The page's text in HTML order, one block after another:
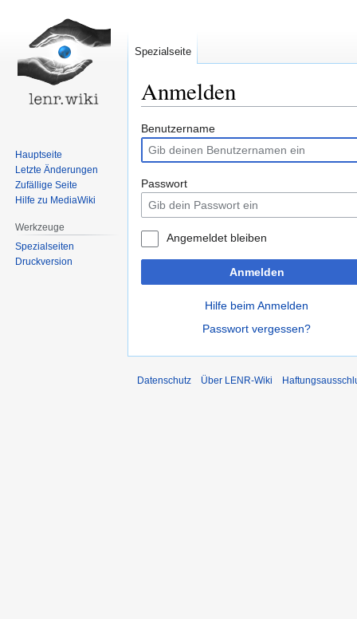
Anmelden
Zur
Navigation
springen
Zur
Suche
springen
Benutzername
Passwort
Angemeldet bleiben
Anmelden
Hilfe beim Anmelden
Passwort vergessen?
Spezialseite
Hauptseite
Letzte Änderungen
Zufällige Seite
Hilfe zu MediaWiki
Werkzeuge
Spezialseiten
Druckversion
Datenschutz Über LENR-Wiki